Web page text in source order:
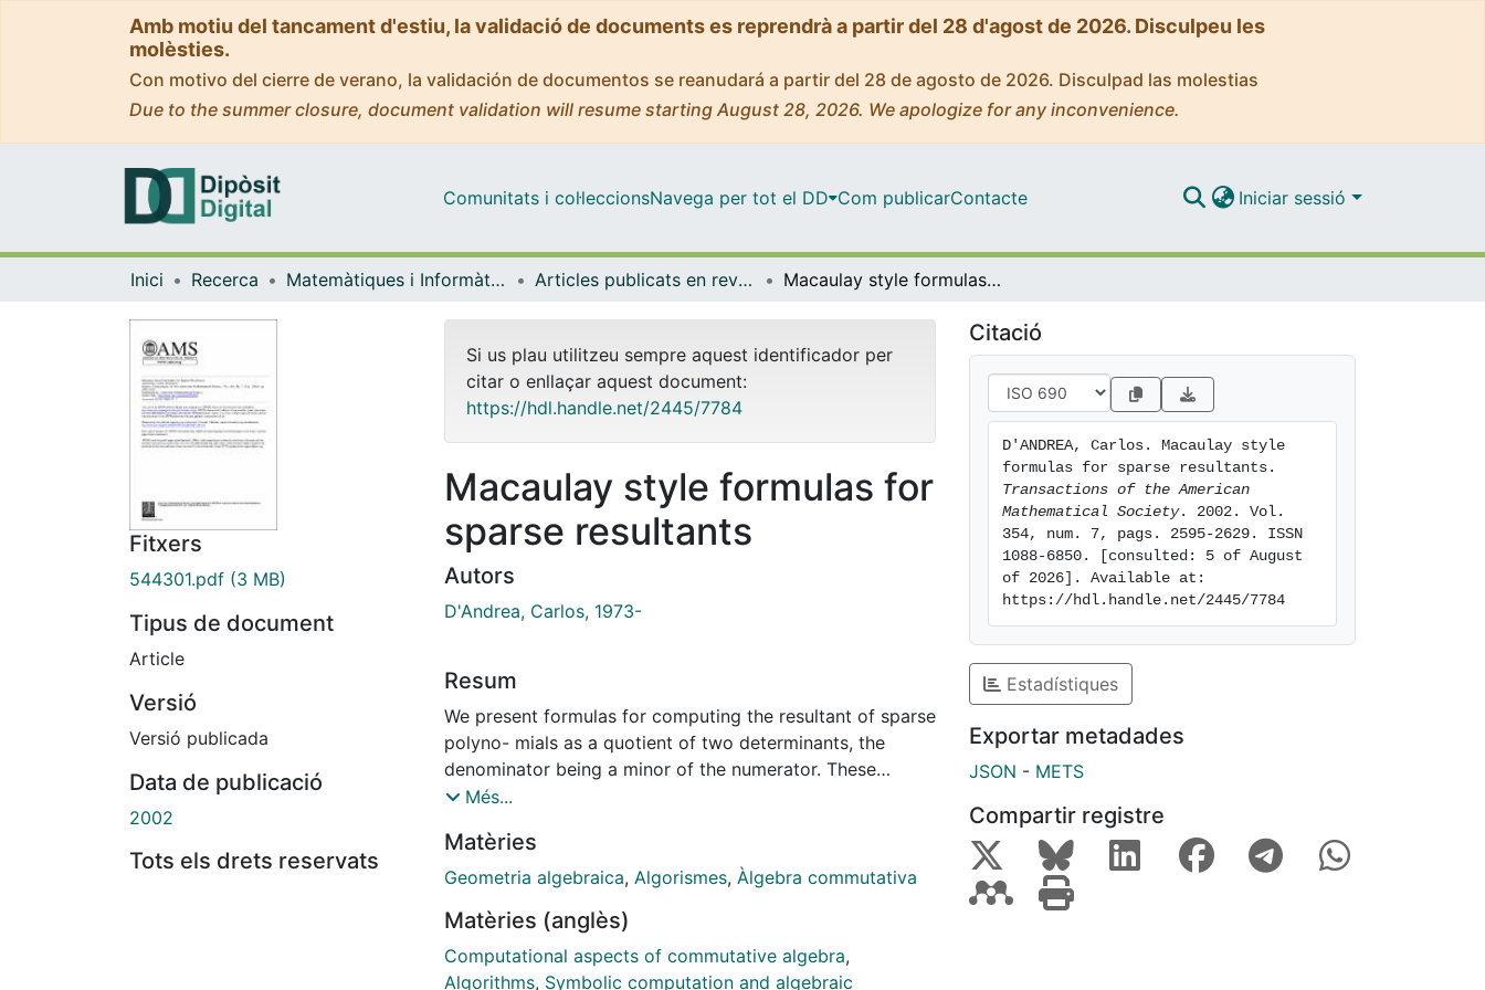
Amb motiu del tancament d'estiu, la validació de documents es reprendrà a partir del 28 d'agost de 2026. Disculpeu les
molèsties.
Con motivo del cierre de verano, la validación de documentos se reanudará a partir del 28 de agosto de 2026. Disculpad las molestias
Due to the summer closure, document validation will resume starting August 28, 2026. We apologize for any inconvenience.
Comunitats i col·leccionsNavega per tot el DD Com publicarContacte Iniciar sessió
Inici Recerca Matemàtiques i Informàtica Articles publicats en revistes (Matemàtiques i Informàtica) Macaulay style formulas for sparse resultants
Fitxers
544301.pdf (3 MB)
Tipus de document
Article
Versió
Versió publicada
Data de publicació
2002
Tots els drets reservats
Si us plau utilitzeu sempre aquest identificador per
citar o enllaçar aquest document:
https://hdl.handle.net/2445/7784
Macaulay style formulas for
sparse resultants
Autors
D'Andrea, Carlos, 1973-
Resum
We present formulas for computing the resultant of sparse
polyno- mials as a quotient of two determinants, the
denominator being a minor of the numerator. These
formulas extend the original formulation given by
Més...
Matèries
Geometria algebraica, Algorismes, Àlgebra commutativa
Matèries (anglès)
Computational aspects of commutative algebra,
Algorithms, Symbolic computation and algebraic
Citació
D'ANDREA, Carlos. Macaulay style
Transactions of the American
Mathematical Society. 2002. Vol.
354, num. 7, pags. 2595-2629. ISSN
1088-6850. [consulted: 5 of August
of 2026]. Available at:
https://hdl.handle.net/2445/7784
Estadístiques
Exportar metadades
JSON - METS
Compartir registre